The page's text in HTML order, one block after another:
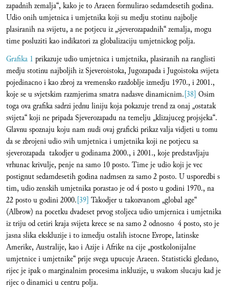
zapadnih zemalja“, kako je to Araeen formulirao sedamdesetih godina.
Udio onih umjetnica i umjetnika koji su medju stotinu najbolje
plasiranih na svijetu, a ne potjecu iz „sjeverozapadnih“ zemalja, mogu
time posluziti kao indikatori za globalizaciju umjetnickog polja.
Grafika 1 prikazuje udio umjetnica i umjetnika, plasiranih na ranglisti
medju stotinu najboljih iz Sjeveroistoka, Jugozapada i Jugoistoka svijeta
pojedinacno i kao zbroj za vremensko razdoblje izmedju 1970., i 2001.,
koje se u svjetskim razmjerima smatra nadasve dinamicnim.[38] Osim
toga ova grafika sadrzi jednu liniju koja pokazuje trend za onaj „ostatak
svijeta“ koji ne pripada Sjeverozapadu na temelju „klizajuceg projsjeka“.
Glavnu spoznaju koju nam nudi ovaj graficki prikaz valja vidjeti u tomu
da se zbrojeni udio svih umjetnica i umjetnika koji ne potjecu sa
sjeverozapada takodjer u godinama 2000., i 2001., koje predstavljaju
vrhunac krivulje, penje na samo 10 posto. Time je udio koji je vec
postignut sedamdesetih godina nadmsen za samo 2 posto. U usporedbi s
tim, udio zenskih umjetnika porastao je od 4 posto u godini 1970., na
22 posto u godini 2000.[39] Takodjer u takozvanom „global age“
(Albrow) na pocetku dvadeset prvog stoljeca udio umjernica i umjetnika
iz triju od cetiri kraja svijeta krece se na samo 2 odnosno 4 posto, sto je
jasna slika ekskluzije i to izmedju ostalih istocne Evrope, latinske
Amerike, Australije, kao i Azije i Afrike na cije „postkolonijalne
umjetnice i umjetnike“ prije svega upucuje Araeen. Statisticki gledano,
rijec je ipak o marginalnim procesima inkluzije, u svakom slucaju kad je
rijec o dinamici u centru polja.